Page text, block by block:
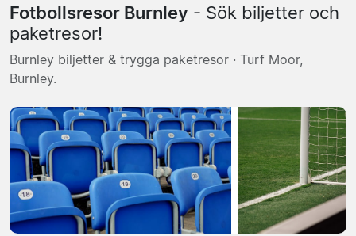
Ligor
Resebyråer
Fotbollsresor Burnley - Sök biljetter och
paketresor!
Burnley biljetter & trygga paketresor · Turf Moor,
Burnley.